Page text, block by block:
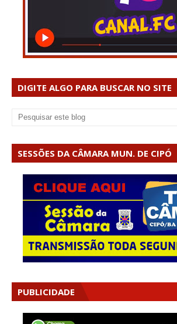
DIGITE ALGO PARA BUSCAR NO SITE
SESSÕES DA CÂMARA MUN. DE CIPÓ
PUBLICIDADE